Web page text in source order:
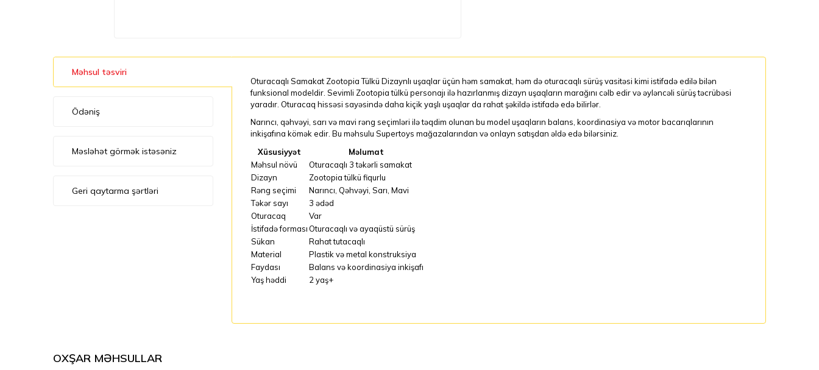
Məhsul təsviri
Ödəniş
Məsləhət görmək istəsəniz
Geri qaytarma şərtləri
Oturacaqlı Samakat Zootopia Tülkü Dizaynlı uşaqlar üçün həm samakat, həm də oturacaqlı sürüş vasitəsi kimi istifadə edilə bilən
funksional modeldir. Sevimli Zootopia tülkü personajı ilə hazırlanmış dizayn uşaqların marağını cəlb edir və əyləncəli sürüş təcrübəsi
yaradır. Oturacaq hissəsi sayəsində daha kiçik yaşlı uşaqlar da rahat şəkildə istifadə edə bilirlər.
Narıncı, qəhvəyi, sarı və mavi rəng seçimləri ilə təqdim olunan bu model uşaqların balans, koordinasiya və motor bacarıqlarının
inkişafına kömək edir. Bu məhsulu Supertoys mağazalarından və onlayn satışdan əldə edə bilərsiniz.
Xüsusiyyət
Məlumat
Məhsul növü
Oturacaqlı 3 təkərli samakat
Dizayn
Zootopia tülkü fiqurlu
Rəng seçimi
Narıncı, Qəhvəyi, Sarı, Mavi
Təkər sayı
3 ədəd
Oturacaq
Var
İstifadə forması Oturacaqlı və ayaqüstü sürüş
Sükan
Rahat tutacaqlı
Material
Plastik və metal konstruksiya
Faydası
Balans və koordinasiya inkişafı
Yaş həddi
2 yaş+
OXŞAR MƏHSULLAR